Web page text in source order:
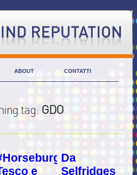
ABOUT CONTATTI
tag: GDO
e
Da
Selfridges